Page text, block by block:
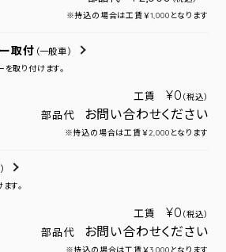
※持込の場合は工賃￥1,000となります
取付 （一般車）
取り付けます。
工賃 ¥0 （税込）
部品代 お問い合わせください
※持込の場合は工賃￥2,000となります
す。
工賃 ¥0 （税込）
部品代 お問い合わせください